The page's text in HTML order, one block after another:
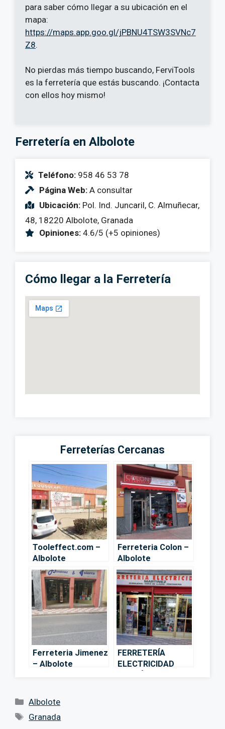
para saber cómo llegar a su ubicación en el
mapa:
https://maps.app.goo.gl/jPBNU4TSW3SVNc7
Z8.
No pierdas más tiempo buscando, FerviTools
es la ferretería que estás buscando. ¡Contacta
con ellos hoy mismo!
Ferretería en Albolote
Teléfono: 958 46 53 78
Página Web: A consultar
Ubicación: Pol. Ind. Juncaril, C. Almuñecar,
48, 18220 Albolote, Granada
Opiniones: 4.6/5 (+5 opiniones)
Cómo llegar a la Ferretería
Ferreterías Cercanas
Tooleffect.com –
Albolote
Ferreteria Colon –
Albolote
Ferreteria Jimenez
– Albolote
FERRETERÍA
ELECTRICIDAD
Categorías
Albolote
Etiquetas
Granada